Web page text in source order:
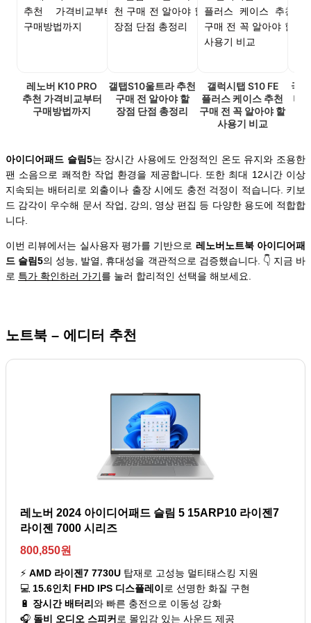
레노버 K10 PRO
추천 가격비교부터
구매방법까지
갤탭S10울트라 추천
구매 전 알아야 할
장점 단점 총정리
갤럭시탭 S10 FE
플러스 케이스 추천
구매 전 꼭 알아야 할
사용기 비교
국
비
아이디어패드 슬림5는 장시간 사용에도 안정적인 온도 유지와 조용한
팬 소음으로 쾌적한 작업 환경을 제공합니다. 또한 최대 12시간 이상
지속되는 배터리로 외출이나 출장 시에도 충전 걱정이 적습니다. 키보
드 감각이 우수해 문서 작업, 강의, 영상 편집 등 다양한 용도에 적합합
니다.
이번 리뷰에서는 실사용자 평가를 기반으로 레노버노트북 아이디어패
드 슬림5의 성능, 발열, 휴대성을 객관적으로 검증했습니다. 👇 지금 바
로 특가 확인하러 가기를 눌러 합리적인 선택을 해보세요.
노트북 – 에디터 추천
레노버 2024 아이디어패드 슬림 5 15ARP10 라이젠7
라이젠 7000 시리즈
800,850원
⚡ AMD 라이젠7 7730U 탑재로 고성능 멀티태스킹 지원
💻 15.6인치 FHD IPS 디스플레이로 선명한 화질 구현
🔋 장시간 배터리와 빠른 충전으로 이동성 강화
🎧 돌비 오디오 스피커로 몰입감 있는 사운드 제공